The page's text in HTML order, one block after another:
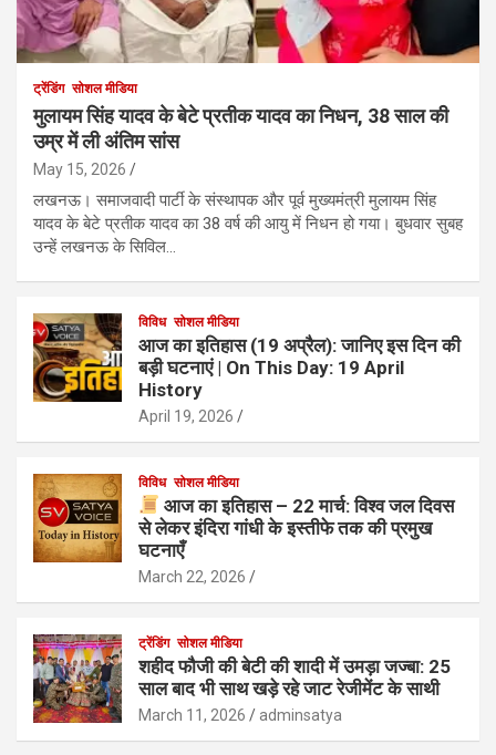
ट्रेंडिंग सोशल मीडिया
मुलायम सिंह यादव के बेटे प्रतीक यादव का निधन, 38 साल की
उम्र में ली अंतिम सांस
May 15, 2026
लखनऊ। समाजवादी पार्टी के संस्थापक और पूर्व मुख्यमंत्री मुलायम सिंह
यादव के बेटे प्रतीक यादव का 38 वर्ष की आयु में निधन हो गया। बुधवार सुबह
उन्हें लखनऊ के सिविल…
विविध सोशल मीडिया
आज का इतिहास (19 अप्रैल): जानिए इस दिन की
बड़ी घटनाएं | On This Day: 19 April
History
April 19, 2026
विविध सोशल मीडिया
आज का इतिहास – 22 मार्च: विश्व जल दिवस
से लेकर इंदिरा गांधी के इस्तीफे तक की प्रमुख
घटनाएँ
March 22, 2026
ट्रेंडिंग सोशल मीडिया
शहीद फौजी की बेटी की शादी में उमड़ा जज्बा: 25
साल बाद भी साथ खड़े रहे जाट रेजीमेंट के साथी
March 11, 2026 adminsatya